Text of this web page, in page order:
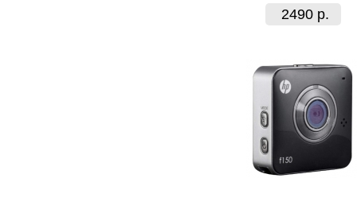
2490 р.